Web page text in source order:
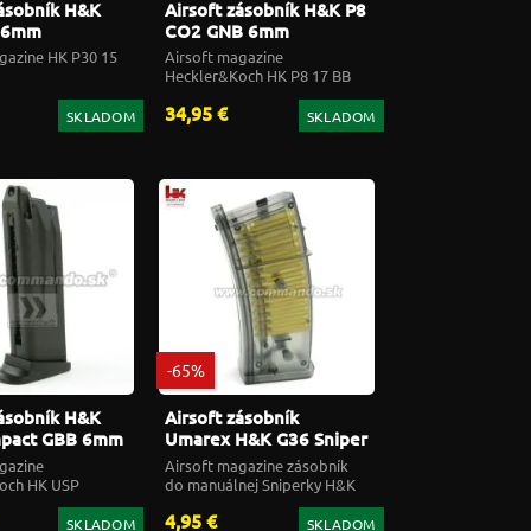
H&K
HK P30 15
SKLADOM
Airsoft zásobník H&K P8
CO2 GNB 6mm
Airsoft magazine
Heckler&Koch HK P8 17 BB
34,95 € SKLADOM
H&K
GBB 6mm
HK USP
SKLADOM
-65%
Airsoft zásobník
Umarex H&K G36 Sniper
ASG
Airsoft magazine zásobník
do manuálnej Sniperky H&K
4,95 € SKLADOM